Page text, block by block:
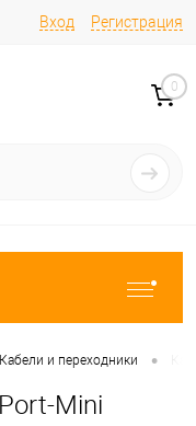
Вход Регистрация
0
Кабели и переходники •
Mini